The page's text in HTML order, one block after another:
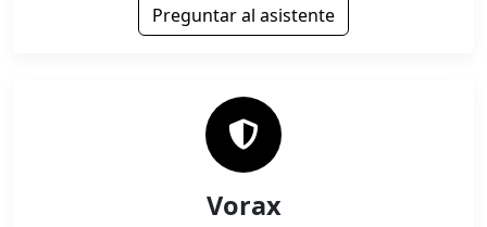
Preguntar al asistente
Vorax